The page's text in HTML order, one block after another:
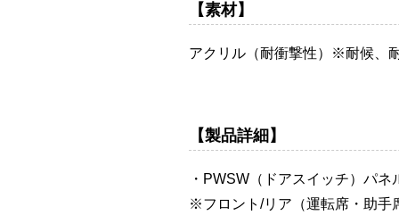
【素材】
アクリル（耐衝撃性）※耐候、
【製品詳細】
・PWSW（ドアスイッチ）パネ
※フロント/リア（運転席・助手